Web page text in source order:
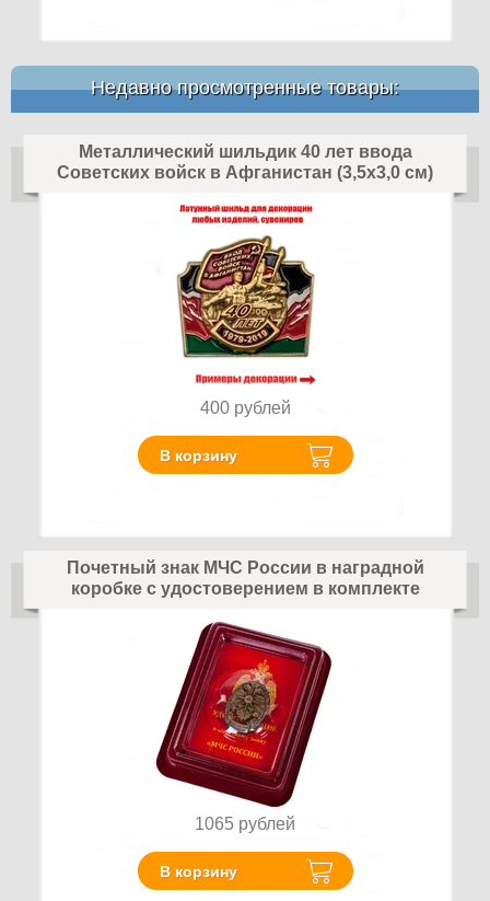
Недавно просмотренные товары:
Металлический шильдик 40 лет ввода
Советских войск в Афганистан (3,5x3,0 см)
400 рублей
В корзину
Почетный знак МЧС России в наградной
коробке с удостоверением в комплекте
1065 рублей
В корзину